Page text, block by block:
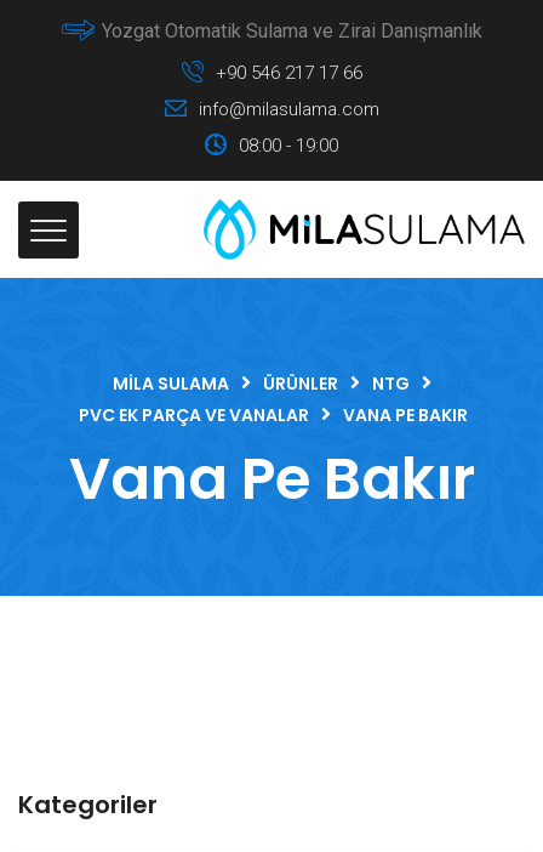
Yozgat Otomatik Sulama ve Zirai Danışmanlık
+90 546 217 17 66
info@milasulama.com
08:00 - 19:00
MILA SULAMA ÜRÜNLER
NTG
PVC EK PARÇA VE VANALAR
VANA PE BAKIR
Vana Pe Bakır
Kategoriler